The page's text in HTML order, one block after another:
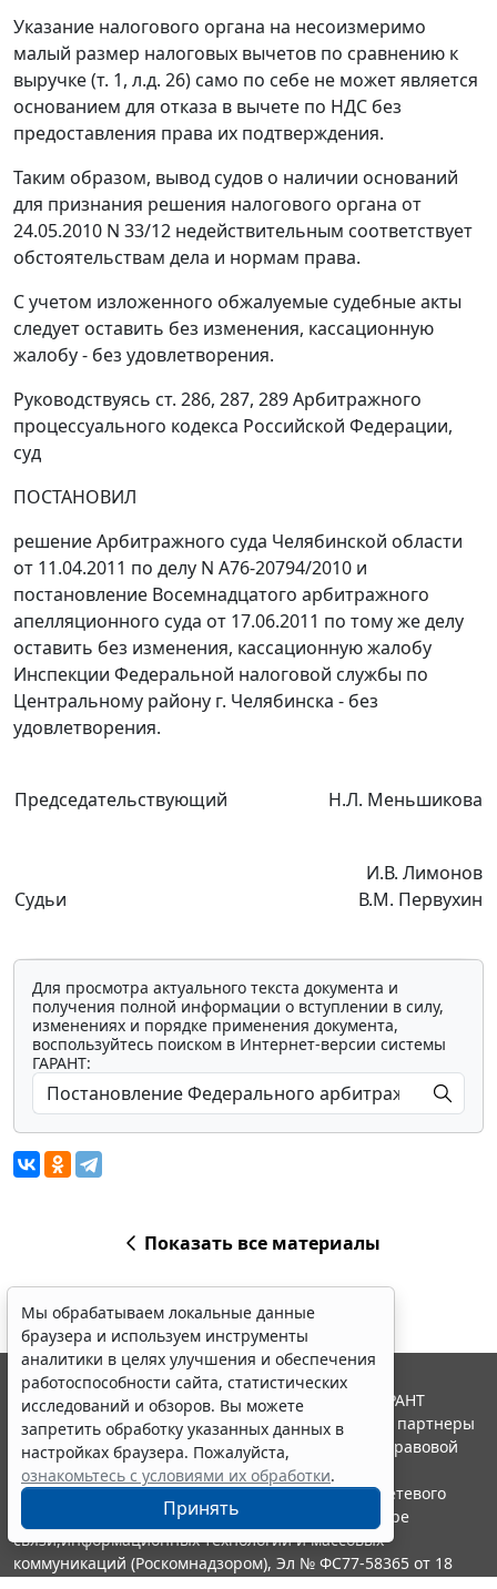
Указание налогового органа на несоизмеримо
малый размер налоговых вычетов по сравнению к
выручке (т. 1, л.д. 26) само по себе не может является
основанием для отказа в вычете по НДС без
предоставления права их подтверждения.
Таким образом, вывод судов о наличии оснований
для признания решения налогового органа от
24.05.2010 N 33/12 недействительным соответствует
обстоятельствам дела и нормам права.
С учетом изложенного обжалуемые судебные акты
следует оставить без изменения, кассационную
жалобу - без удовлетворения.
Руководствуясь ст. 286, 287, 289Арбитражного
процессуального кодекса Российской Федерации,
суд
ПОСТАНОВИЛ
решение Арбитражного суда Челябинской области
от 11.04.2011 по делу N А76-20794/2010 и
постановление Восемнадцатого арбитражного
апелляционного суда от 17.06.2011 по тому же делу
оставить без изменения, кассационную жалобу
Инспекции Федеральной налоговой службы по
Центральному району г. Челябинска - без
удовлетворения.
Председательствующий Н.Л. Меньшикова
Судьи
И.В. Лимонов
В.М. Первухин
Для просмотра актуального текста документа и
получения полной информации о вступлении в силу,
изменениях и порядке применения документа,
воспользуйтесь поиском в Интернет-версии системы
ГАРАНТ:
Показать все материалы
Мы обрабатываем локальные данные
браузера и используем инструменты
аналитики в целях улучшения и обеспечения
работоспособности сайта, статистических
исследований и обзоров. Вы можете
запретить обработку указанных данных в
настройках браузера. Пожалуйста,
ознакомьтесь с условиями их обработки.
Принять
© ООО "НПП "ГАРАНТ-СЕРВИС", 2026. Система ГАРАНТ
выпускается с 1990 года. Компания "Гарант" и ее партнеры
являются участниками Российской ассоциации правовой
информации ГАРАНТ.
Портал ГАРАНТ.РУ зарегистрирован в качестве сетевого
издания Федеральной службой по надзору в сфере
связи,информационных технологий и массовых
коммуникаций (Роскомнадзором), Эл № ФС77-58365 от 18